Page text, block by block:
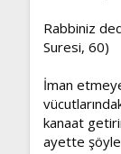
Rabbiniz
Suresi, 60)
İman
kanaat
ayette